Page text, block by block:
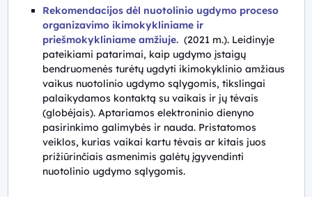
Rekomendacijos dėl nuotolinio ugdymo proceso
organizavimo ikimokykliniame ir
priešmokykliniame amžiuje.(2021 m.). Leidinyje
pateikiami patarimai, kaip ugdymo įstaigų
bendruomenės turėtų ugdyti ikimokyklinio amžiaus
vaikus nuotolinio ugdymo sąlygomis, tikslingai
palaikydamos kontaktą su vaikais ir jų tėvais
(globėjais). Aptariamos elektroninio dienyno
pasirinkimo galimybės ir nauda. Pristatomos
veiklos, kurias vaikai kartu tėvais ar kitais juos
prižiūrinčiais asmenimis galėtų įgyvendinti
nuotolinio ugdymo sąlygomis.